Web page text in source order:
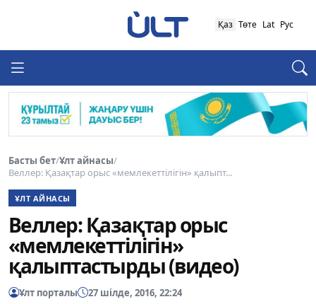
Қаз Төте Lat Рус
Басты бет/Ұлт айнасы/
Веллер: Қазақтар орыс «мемлекеттілігін» қалыпт...
ҰЛТ АЙНАСЫ
Веллер: Қазақтар орыс
«мемлекеттілігін»
қалыптастырды (видео)
Ұлт порталы 27 шілде, 2016, 22:24